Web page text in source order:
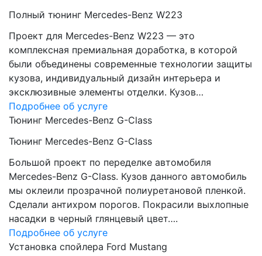
Полный тюнинг Mercedes-Benz W223
Проект для Mercedes-Benz W223 — это
комплексная премиальная доработка, в которой
были объединены современные технологии защиты
кузова, индивидуальный дизайн интерьера и
эксклюзивные элементы отделки. Кузов…
Подробнее об услуге
Тюнинг Mercedes-Benz G-Class
Тюнинг Mercedes-Benz G-Class
Большой проект по переделке автомобиля
Mercedes-Benz G-Class. Кузов данного автомобиль
мы оклеили прозрачной полиуретановой пленкой.
Сделали антихром порогов. Покрасили выхлопные
насадки в черный глянцевый цвет….
Подробнее об услуге
Установка спойлера Ford Mustang